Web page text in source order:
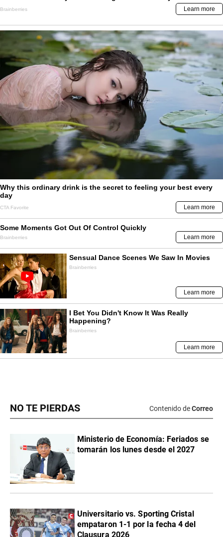
NO TE PIERDAS Contenido deCorreo
Ministerio de Economía: Feriados se
tomarán los lunes desde el 2027
Universitario vs. Sporting Cristal
empataron 1-1 por la fecha 4 del
Clausura 2026